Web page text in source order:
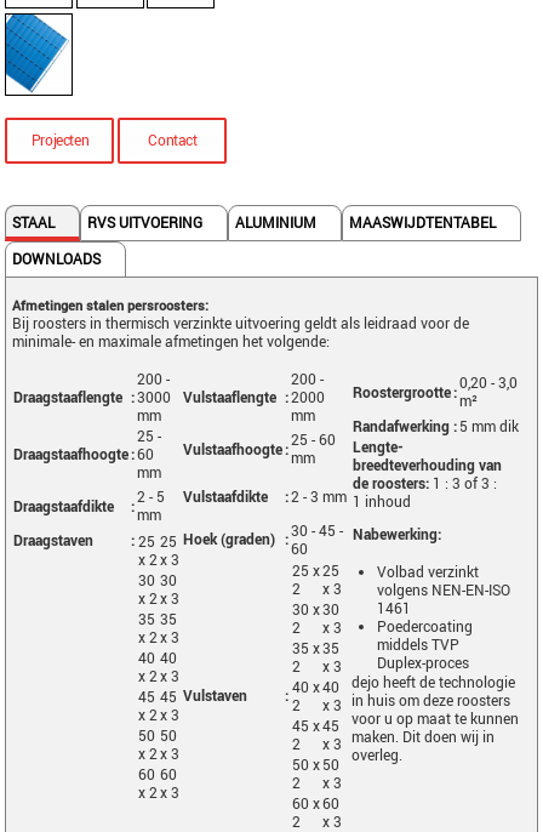
Projecten Contact
STAAL RVS UITVOERING ALUMINIUM
MAASWIJDTENTABEL
DOWNLOADS
Afmetingen stalen persroosters:
Bij roosters in thermisch verzinkte uitvoering geldt als leidraad voor de
minimale- en maximale afmetingen het volgende:
Draagstaaflengte :
200 -
3000
mm
Draagstaafhoogte:
25 -
60
mm
Draagstaafdikte
:
2 - 5
mm
Draagstaven
: 25
x 2
25
x 3
30
x 2
30
x 3
35
x 2
35
x 3
40
x 2
40
x 3
45
x 2
45
x 3
50
x 2
50
x 3
60
x 2
60
x 3
Vulstaaflengte :
200 -
2000
mm
Vulstaafhoogte:
25 - 60
mm
Vulstaafdikte :2 - 3 mm
Hoek (graden) :30 - 45 -
60
Vulstaven :
25 x
2
25
x 3
30 x
2
30
x 3
35 x
2
35
x 3
40 x
2
40
x 3
45 x
2
45
x 3
50 x
2
50
x 3
60 x
2
60
x 3
Roostergrootte:
0,20 - 3,0
m²
Randafwerking : 5 mm dik
Lengte-
breedteverhouding van
de roosters: 1 : 3 of 3 :
1 inhoud
Nabewerking:
Volbad verzinkt
volgens NEN-EN-ISO
1461
Poedercoating
middels TVP
Duplex-proces
dejo heeft de technologie
in huis om deze roosters
voor u op maat te kunnen
maken. Dit doen wij in
overleg.